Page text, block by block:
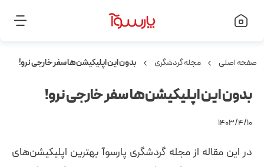
صفحه اصلی مجله گردشگری بدون این اپلیکیشن‌ها سفر خارجی نرو!
بدون این اپلیکیشن‌ها سفر خارجی نرو!
۱۴۰۳/۴/۱۰
در این مقاله از مجله گردشگری پارسوآ بهترین اپلیکیشن‌های